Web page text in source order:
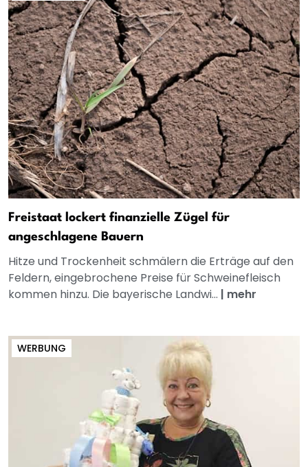
Freistaat lockert finanzielle Zügel für
angeschlagene Bauern
Hitze und Trockenheit schmälern die Erträge auf den
Feldern, eingebrochene Preise für Schweinefleisch
kommen hinzu. Die bayerische Landwi... | mehr
WERBUNG